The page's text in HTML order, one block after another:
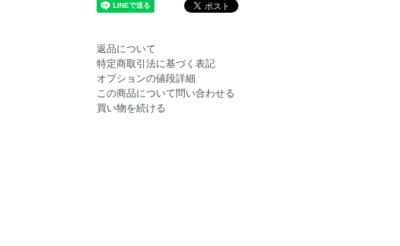
返品について
特定商取引法に基づく表記
オプションの値段詳細
この商品について問い合わせる
買い物を続ける